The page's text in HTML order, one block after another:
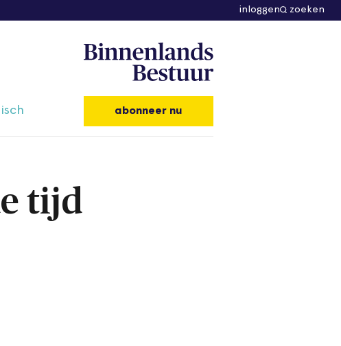
inloggen zoeken
abonneer nu
tijd